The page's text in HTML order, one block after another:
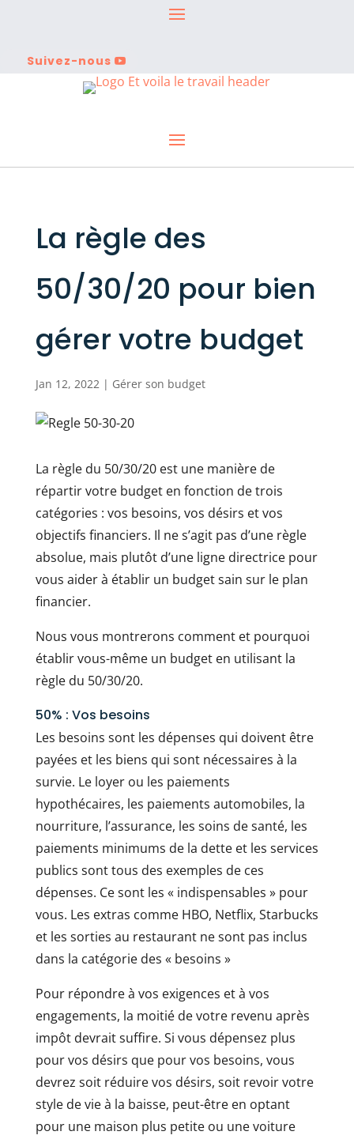
Suivez-nous
La règle des
50/30/20 pour bien
gérer votre budget
Jan 12, 2022| Gérer son budget
La règle du 50/30/20 est une manière de
répartir votre budget en fonction de trois
catégories : vos besoins, vos désirs et vos
objectifs financiers. Il ne s’agit pas d’une règle
absolue, mais plutôt d’une ligne directrice pour
vous aider à établir un budget sain sur le plan
financier.
Nous vous montrerons comment et pourquoi
établir vous-même un budget en utilisant la
règle du 50/30/20.
50% : Vos besoins
Les besoins sont les dépenses qui doivent être
payées et les biens qui sont nécessaires à la
survie. Le loyer ou les paiements
hypothécaires, les paiements automobiles, la
nourriture, l’assurance, les soins de santé, les
paiements minimums de la dette et les services
publics sont tous des exemples de ces
dépenses. Ce sont les « indispensables » pour
vous. Les extras comme HBO, Netflix, Starbucks
et les sorties au restaurant ne sont pas inclus
dans la catégorie des « besoins »
Pour répondre à vos exigences et à vos
engagements, la moitié de votre revenu après
impôt devrait suffire. Si vous dépensez plus
pour vos désirs que pour vos besoins, vous
devrez soit réduire vos désirs, soit revoir votre
style de vie à la baisse, peut-être en optant
pour une maison plus petite ou une voiture